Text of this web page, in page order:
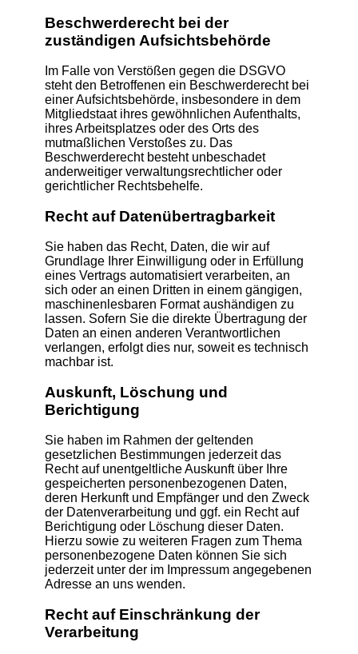
Beschwerde­recht bei der
zuständigen Aufsichts­behörde
Im Falle von Verstößen gegen die DSGVO
steht den Betroffenen ein Beschwerderecht bei
einer Aufsichtsbehörde, insbesondere in dem
Mitgliedstaat ihres gewöhnlichen Aufenthalts,
ihres Arbeitsplatzes oder des Orts des
mutmaßlichen Verstoßes zu. Das
Beschwerderecht besteht unbeschadet
anderweitiger verwaltungsrechtlicher oder
gerichtlicher Rechtsbehelfe.
Recht auf Daten­übertrag­barkeit
Sie haben das Recht, Daten, die wir auf
Grundlage Ihrer Einwilligung oder in Erfüllung
eines Vertrags automatisiert verarbeiten, an
sich oder an einen Dritten in einem gängigen,
maschinenlesbaren Format aushändigen zu
lassen. Sofern Sie die direkte Übertragung der
Daten an einen anderen Verantwortlichen
verlangen, erfolgt dies nur, soweit es technisch
machbar ist.
Auskunft, Löschung und
Berichtigung
Sie haben im Rahmen der geltenden
gesetzlichen Bestimmungen jederzeit das
Recht auf unentgeltliche Auskunft über Ihre
gespeicherten personenbezogenen Daten,
deren Herkunft und Empfänger und den Zweck
der Datenverarbeitung und ggf. ein Recht auf
Berichtigung oder Löschung dieser Daten.
Hierzu sowie zu weiteren Fragen zum Thema
personenbezogene Daten können Sie sich
jederzeit unter der im Impressum angegebenen
Adresse an uns wenden.
Recht auf Einschränkung der
Verarbeitung